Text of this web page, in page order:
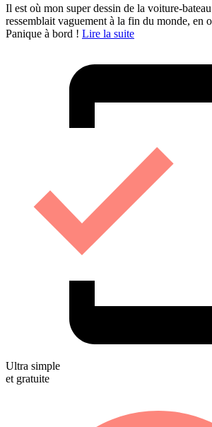
Il est où mon super dessin de la voiture-
ressemblait vaguement à la fin du monde,
Panique à bord ! Lire la suite
Ultra simple
et gratuite